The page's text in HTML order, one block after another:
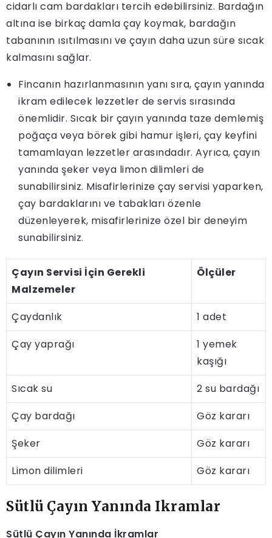
cidarlı cam bardakları tercih edebilirsiniz. Bardağın
altına ise birkaç damla çay koymak, bardağın
tabanının ısıtılmasını ve çayın daha uzun süre sıcak
kalmasını sağlar.
Fincanın hazırlanmasının yanı sıra, çayın yanında
ikram edilecek lezzetler de servis sırasında
önemlidir. Sıcak bir çayın yanında taze demlemiş
poğaça veya börek gibi hamur işleri, çay keyfini
tamamlayan lezzetler arasındadır. Ayrıca, çayın
yanında şeker veya limon dilimleri de
sunabilirsiniz. Misafirlerinize çay servisi yaparken,
çay bardaklarını ve tabakları özenle
düzenleyerek, misafirlerinize özel bir deneyim
sunabilirsiniz.
Çayın Servisi İçin Gerekli
Malzemeler
Ölçüler
Çaydanlık
1 adet
Çay yaprağı
1 yemek
kaşığı
Sıcak su
2 su bardağı
Çay bardağı
Göz kararı
Şeker
Göz kararı
Limon dilimleri
Göz kararı
Sütlü Çayın Yanında Ikramlar
Sütlü Çayın Yanında İkramlar